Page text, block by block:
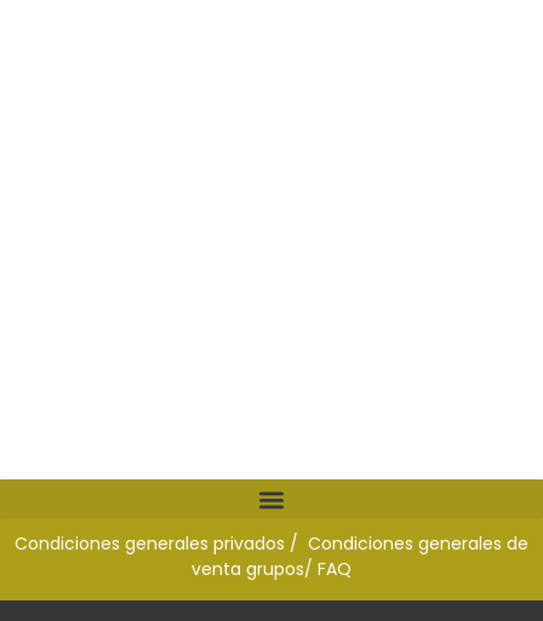
Condiciones generales privados / Condiciones generales de
venta grupos/ FAQ